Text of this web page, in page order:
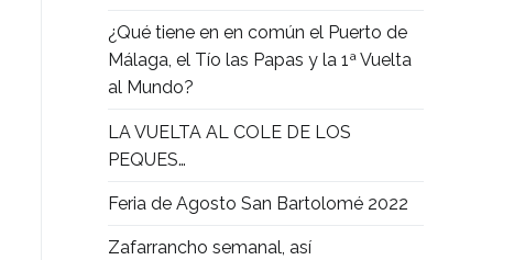
¿Qué tiene en en común el Puerto de
Málaga, el Tío las Papas y la 1ª Vuelta
al Mundo?
LA VUELTA AL COLE DE LOS
PEQUES…
Feria de Agosto San Bartolomé 2022
Zafarrancho semanal, así